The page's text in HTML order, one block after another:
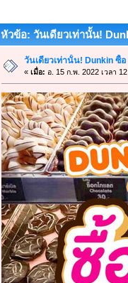
หัวข้อ: วันเดียวเท่านั้น!
วันเดียวเท่านั้น! Dunkin ซื้อ
« เมื่อ: อ. 15 ก.พ. 2022 เวลา